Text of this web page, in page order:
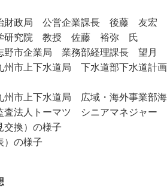
治財政局 公営企業課長 後藤 友宏
学研究院 教授 佐藤 裕弥 氏
志野市企業局 業務部経理課長 望
州市上下水道局 下水道部下水道
州市上下水道局 広域・海外事業
監査法人トーマツ シニアマネジ
交換）の様子
）の様子